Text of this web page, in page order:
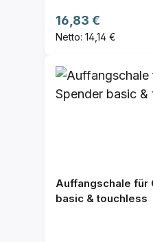
Regulärer Preis:
16,83 €
Netto: 14,14 €
Auffangschale für
basic & touchless